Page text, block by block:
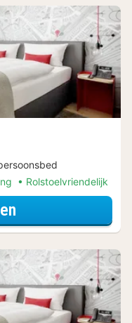
Rolstoelvriendelijk
voor Voordeel